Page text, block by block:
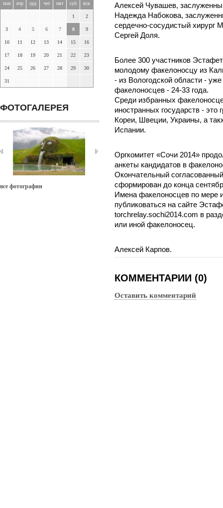
пон втр срд чет пят суб вск
1 2
3 4 5 6 7 8 9
10 11 12 13 14 15 16
17 18 19 20 21 22 23
24 25 26 27 28 29 30
31
ФОТОГАЛЕРЕЯ
все фотографии
Алексей Чувашев,
Надежда Набокова,
сердечно-сосудистый хирург
Сергей Доля.
Более 300 участников
молодому факелоносцу из
- из Вологодской области -
факелоносцев - 24-33 года.
Среди избранных
иностранных государств -
Кореи, Швеции, Украины, а
Испании.
Оргкомитет «Сочи 2014»
анкеты кандидатов в
Окончательный
сформирован до конца
Имена факелоносцев по мере
публиковаться на сайте
torchrelay.sochi2014.com в
или иной факелоносец.
Алексей Карпов.
КОММЕНТАРИИ (0)
Оставить комментарий